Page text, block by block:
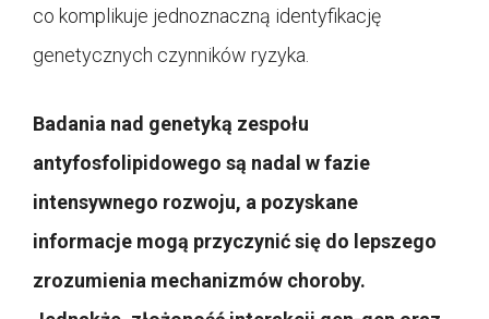
co komplikuje jednoznaczną identyfikację
genetycznych czynników ryzyka.
Badania nad genetyką zespołu
antyfosfolipidowego są nadal w fazie
intensywnego rozwoju, a pozyskane
informacje mogą przyczynić się do lepszego
zrozumienia mechanizmów choroby.